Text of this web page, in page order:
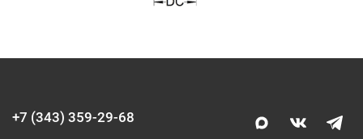
+7 (343) 359-29-68